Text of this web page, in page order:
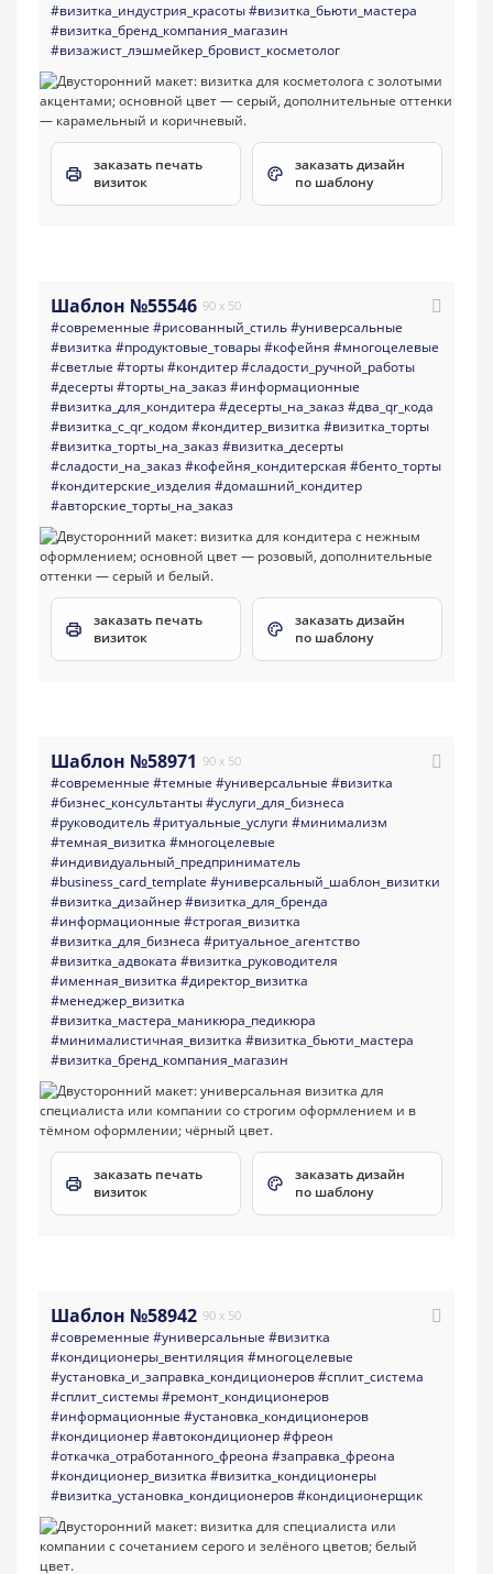
#визитка_индустрия_красоты#визитка_бьюти_мастера
#визитка_бренд_компания_магазин
#визажист_лэшмейкер_бровист_косметолог
заказать печать
визиток
заказать дизайн
по шаблону
Шаблон №55546 90 x 50
#современные #рисованный_стиль#универсальные
#визитка #продуктовые_товары#кофейня #многоцелевые
#светлые #торты#кондитер#сладости_ручной_работы
#десерты#торты_на_заказ#информационные
#визитка_для_кондитера #десерты_на_заказ#два_qr_кода
#визитка_с_qr_кодом #кондитер_визитка #визитка_торты
#визитка_торты_на_заказ#визитка_десерты
#сладости_на_заказ#кофейня_кондитерская #бенто_торты
#кондитерские_изделия #домашний_кондитер
#авторские_торты_на_заказ
заказать печать
визиток
заказать дизайн
по шаблону
Шаблон №58971 90 x 50
#современные #темные #универсальные #визитка
#бизнес_консультанты#услуги_для_бизнеса
#руководитель#ритуальные_услуги #минимализм
#темная_визитка #многоцелевые
#индивидуальный_предприниматель
#business_card_template #универсальный_шаблон_визитки
#визитка_дизайнер#визитка_для_бренда
#информационные #строгая_визитка
#визитка_для_бизнеса #ритуальное_агентство
#визитка_адвоката #визитка_руководителя
#именная_визитка #директор_визитка
#менеджер_визитка
#визитка_мастера_маникюра_педикюра
#минималистичная_визитка #визитка_бьюти_мастера
#визитка_бренд_компания_магазин
заказать печать
визиток
заказать дизайн
по шаблону
Шаблон №58942 90 x 50
#современные #универсальные #визитка
#кондиционеры_вентиляция #многоцелевые
#установка_и_заправка_кондиционеров#сплит_система
#сплит_системы#ремонт_кондиционеров
#информационные #установка_кондиционеров
#кондиционер#автокондиционер#фреон
#откачка_отработанного_фреона #заправка_фреона
#кондиционер_визитка #визитка_кондиционеры
#визитка_установка_кондиционеров#кондиционерщик